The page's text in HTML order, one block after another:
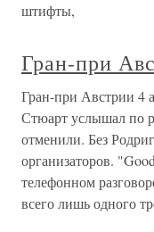
штифты,
Гран-при
Гран-при Австрии 4
Стюарт услышал по
отменили. Без
организаторов.
телефонном
всего лишь одного